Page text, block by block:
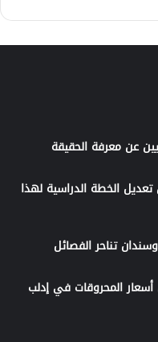
عن معرفة الحقيقة
تعديل الخطة الدراسية لهذا
تناحر الفصائل
أسعار المحروقات في إدلب